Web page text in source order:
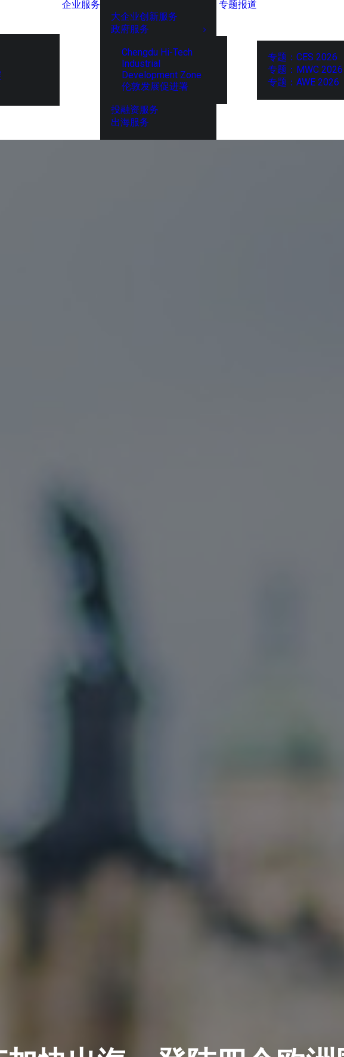
企业服务
大企业创新服务
政府服务
Chengdu Hi-Tech
Industrial
Development Zone
伦敦发展促进署
投融资服务
出海服务
专题报道
专题：CES 2026
专题：MWC 2026
专题：AWE 2026